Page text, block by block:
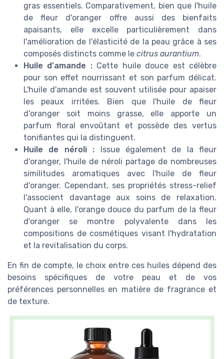
gras essentiels. Comparativement, bien que l'huile
de fleur d'oranger offre aussi des bienfaits
apaisants, elle excelle particulièrement dans
l'amélioration de l'élasticité de la peau grâce à ses
composés distincts comme le citrus aurantium.
Huile d'amande :Cette huile douce est célèbre
pour son effet nourrissant et son parfum délicat.
L'huile d'amande est souvent utilisée pour apaiser
les peaux irritées. Bien que l'huile de fleur
d'oranger soit moins grasse, elle apporte un
parfum floral envoûtant et possède des vertus
tonifiantes qui la distinguent.
Huile de néroli : Issue également de la fleur
d'oranger, l'huile de néroli partage de nombreuses
similitudes aromatiques avec l'huile de fleur
d'oranger. Cependant, ses propriétés stress-relief
l'associent davantage aux soins de relaxation.
Quant à elle, l'orange douce du parfum de la fleur
d'oranger se montre polyvalente dans les
compositions de cosmétiques visant l'hydratation
et la revitalisation du corps.
En fin de compte, le choix entre ces huiles dépend des
besoins spécifiques de votre peau et de vos
préférences personnelles en matière de fragrance et
de texture.